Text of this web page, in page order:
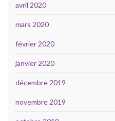
avril 2020
mars 2020
février 2020
janvier 2020
décembre 2019
novembre 2019